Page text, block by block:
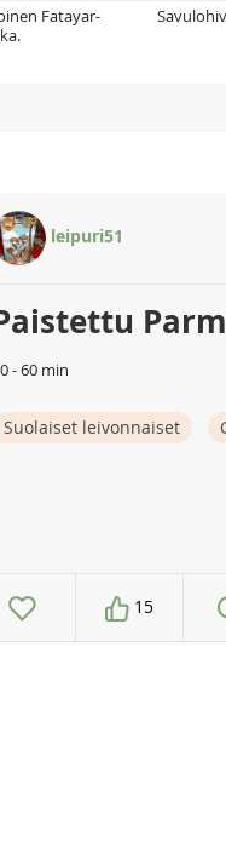
Fatayar-
leipuri51
- 60 min
Suolaiset leivonnaiset
15